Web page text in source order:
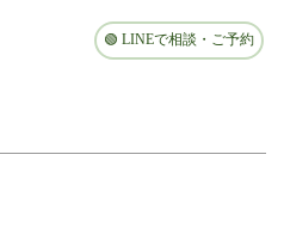
🟢 LINEで相談・ご予約